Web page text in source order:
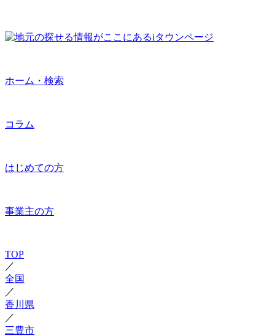
ホーム・検索
コラム
はじめての方
事業主の方
TOP
／
全国
／
香川県
／
三豊市